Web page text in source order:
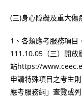
(三)身心障礙及重大傷
1、各類應考服務項目
111.10.05（三）開放
站https://
申請特殊項目之考生
應考服務網」查覽或